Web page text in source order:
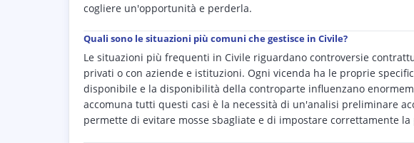
cogliere un'opportunità e perderla.
Quali sono le situazioni più comuni che gestisce in Civile?
Le situazioni più frequenti in Civile riguardano controversie
privati o con aziende e istituzioni. Ogni vicenda ha le proprie
disponibile e la disponibilità della controparte influenzano
accomuna tutti questi casi è la necessità di un'analisi preliminare
permette di evitare mosse sbagliate e di impostare correttamente